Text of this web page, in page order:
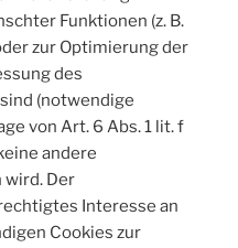
Funktionen (z. B.
zur Optimierung der
des
(notwendige
von Art. 6 Abs. 1 lit. f
andere
wird. Der
Interesse an
Cookies zur